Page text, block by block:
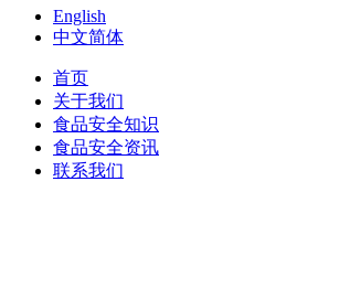
English
中文简体
首页
关于我们
食品安全知识
食品安全资讯
联系我们